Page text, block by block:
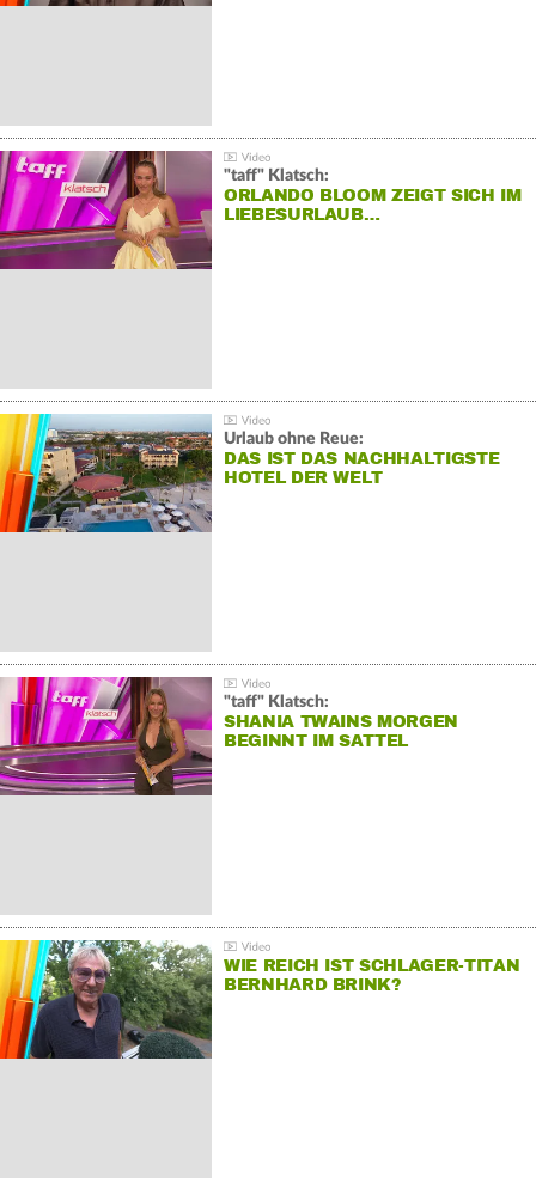
"taff" Klatsch:
ORLANDO BLOOM ZEIGT SICH IM
LIEBESURLAUB…
Urlaub ohne Reue:
DAS IST DAS NACHHALTIGSTE
HOTEL DER WELT
"taff" Klatsch:
SHANIA TWAINS MORGEN
BEGINNT IM SATTEL
WIE REICH IST SCHLAGER-TITAN
BERNHARD BRINK?